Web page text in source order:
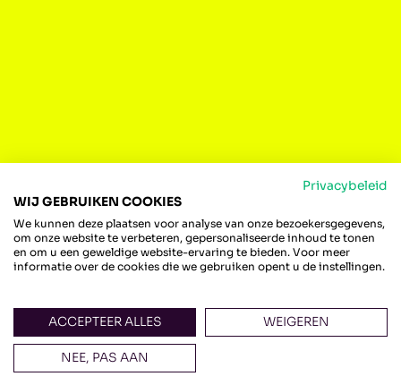
STATIONSKWARTIER IS EEN INITIATIEF
VAN
Dijk & Waard Stationskwartier is een initiatief
vanPRO6,De Geus Bouw
Ontwikkeling,Belle-Vue Wonen
Privacybeleid
WIJ GEBRUIKEN COOKIES
We kunnen deze plaatsen voor analyse van onze bezoekersgegevens,
om onze website te verbeteren, gepersonaliseerde inhoud te tonen
en om u een geweldige website-ervaring te bieden. Voor meer
informatie over de cookies die we gebruiken opent u de instellingen.
ACCEPTEER ALLES WEIGEREN
NEE, PAS AAN